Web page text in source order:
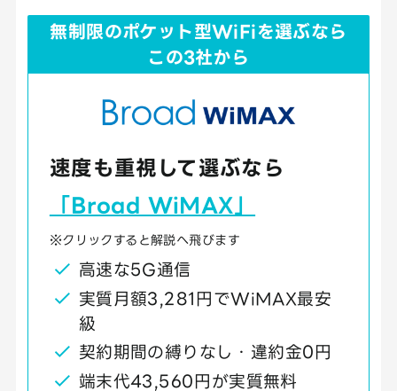
無制限のポケット型WiFiを選ぶなら
この3社から
速度も重視して選ぶなら
「Broad WiMAX」
※クリックすると解説へ飛びます
高速な5G通信
実質月額3,281円でWiMAX最安
級
契約期間の縛りなし・違約金0円
端末代43,560円が実質無料